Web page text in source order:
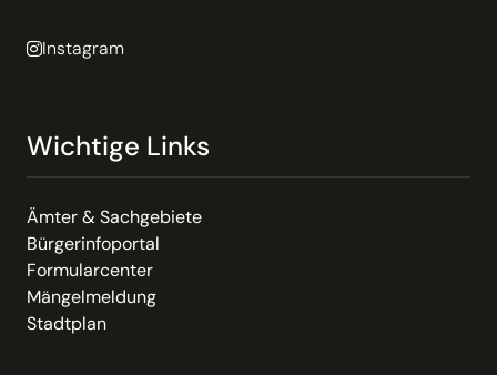
Instagram
Wichtige Links
Ämter & Sachgebiete
Bürgerinfoportal
Formularcenter
Mängelmeldung
Stadtplan